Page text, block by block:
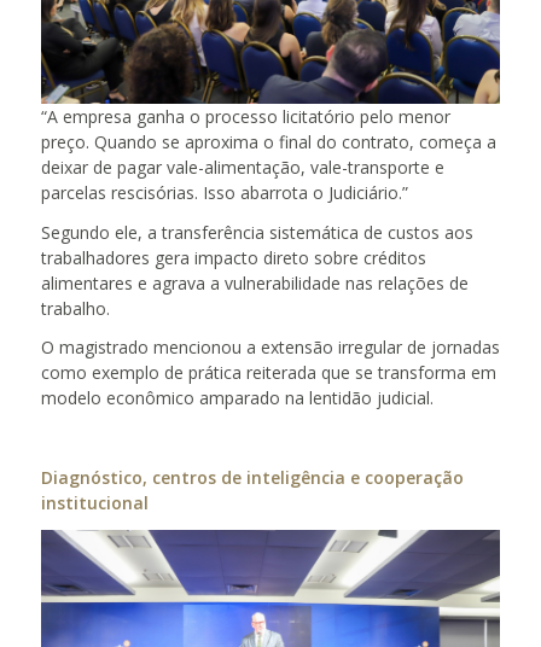
“A empresa ganha o processo licitatório pelo menor
preço. Quando se aproxima o final do contrato, começa a
deixar de pagar vale-alimentação, vale-transporte e
parcelas rescisórias. Isso abarrota o Judiciário.”
Segundo ele, a transferência sistemática de custos aos
trabalhadores gera impacto direto sobre créditos
alimentares e agrava a vulnerabilidade nas relações de
trabalho.
O magistrado mencionou a extensão irregular de jornadas
como exemplo de prática reiterada que se transforma em
modelo econômico amparado na lentidão judicial.
Diagnóstico, centros de inteligência e cooperação
institucional